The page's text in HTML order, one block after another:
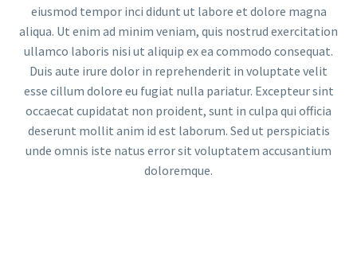
eiusmod tempor inci didunt ut labore et dolore magna
aliqua. Ut enim ad minim veniam, quis nostrud exercitation
ullamco laboris nisi ut aliquip ex ea commodo consequat.
Duis aute irure dolor in reprehenderit in voluptate velit
esse cillum dolore eu fugiat nulla pariatur. Excepteur sint
occaecat cupidatat non proident, sunt in culpa qui officia
deserunt mollit anim id est laborum. Sed ut perspiciatis
unde omnis iste natus error sit voluptatem accusantium
doloremque.